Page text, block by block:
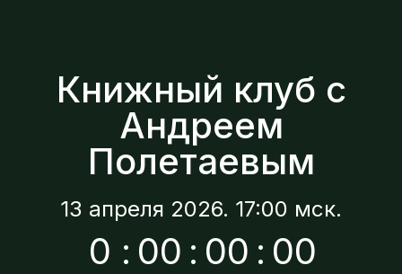
Книжный клуб с
Андреем
Полетаевым
13 апреля 2026. 17:00 мск.
0 : 00 : 00 : 00